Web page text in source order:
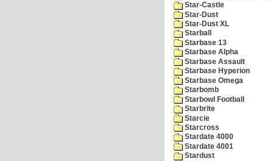
Star-Castle
Star-Dust
Star-Dust XL
Starball
Starbase 13
Starbase Alpha
Starbase Assault
Starbase Hyperion
Starbase Omega
Starbomb
Starbowl Football
Starbrite
Starcie
Starcross
Stardate 4000
Stardate 4001
Stardust